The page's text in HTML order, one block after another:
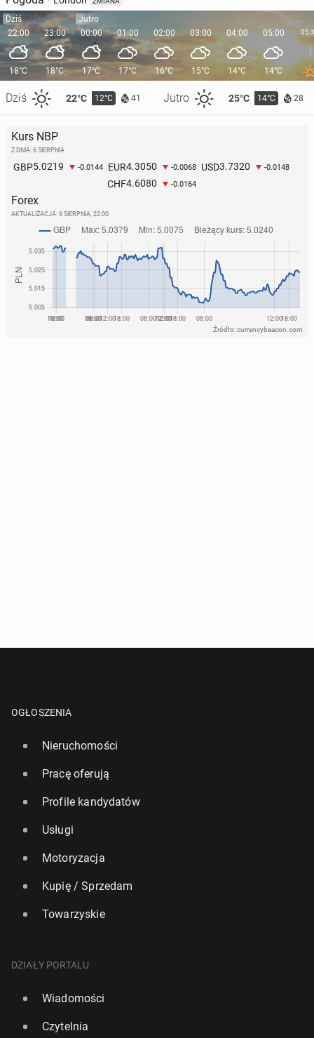
Dziś
22:00
18°C
Dziś 22°C 12°C 41 Jutro 25°C 14°C 28
23:00
18°C
Jutro
00:00
17°C
01:00
17°C
02:00
16°C
03:00
15°C
04:00
14°C
05:00
14°C
Kurs NBP
Z DNIA: 6 SIERPNIA
GBP5.0219 -0.0144 EUR4.3050 -0.0068 USD3.7320 -0.0148
CHF4.6080 -0.0164
Forex
AKTUALIZACJA: 6 SIERPNIA, 22:00
Źródło: currencybeacon.com
OGŁOSZENIA
Nieruchomości
Pracę oferują
Profile kandydatów
Usługi
Motoryzacja
Kupię / Sprzedam
Towarzyskie
DZIAŁY PORTALU
Wiadomości
Czytelnia